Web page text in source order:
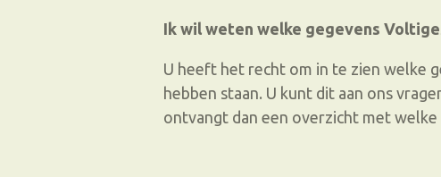
Ik wil weten welke gegevens
U heeft het recht om in te zien welke
hebben staan. U kunt dit aan ons
ontvangt dan een overzicht met welke